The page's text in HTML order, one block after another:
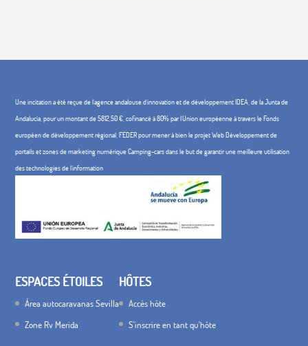
Une incitation a été reçue de l'agence andalouse d'innovation et de développement IDEA, de la Junta de
Andalucía, pour un montant de 5812,50 €, cofinancé à 80% par l'Union européenne à travers le Fonds
européen de développement régional, FEDER pour mener à bien le projet Web Développement de
portails et zones de marketing numérique Camping-cars dans le but de garantir une meilleure utilisation
des technologies de l'information
ESPACES ÉTOILES
Área autocaravanas Sevilla
Zone Rv Merida
HÔTES
Accès hôte
S'inscrire en tant qu'hôte